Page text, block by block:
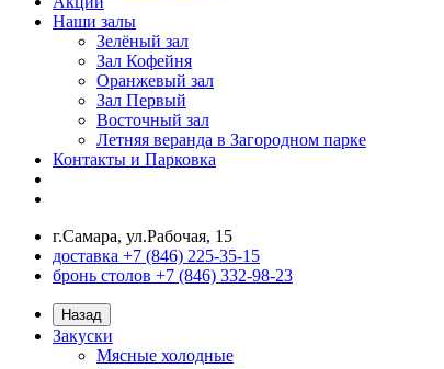
Наши залы
Зелёный зал
Зал Кофейня
Оранжевый зал
Зал Первый
Восточный зал
Летняя веранда в Загородном парке
Контакты и Парковка
г.Самара, ул.Рабочая, 15
доставка +7 (846) 225-35-15
бронь столов +7 (846) 332-98-23
Назад
Закуски
Мясные холодные